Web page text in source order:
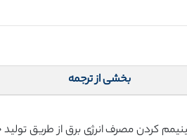
بخشی از ترجمه
کردن مصرف انرژی برق از طریق